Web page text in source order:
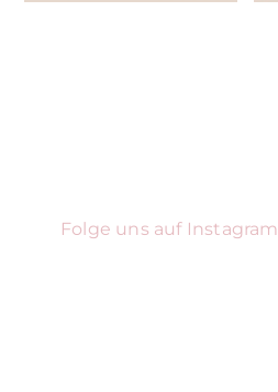
Folge uns auf Instagram